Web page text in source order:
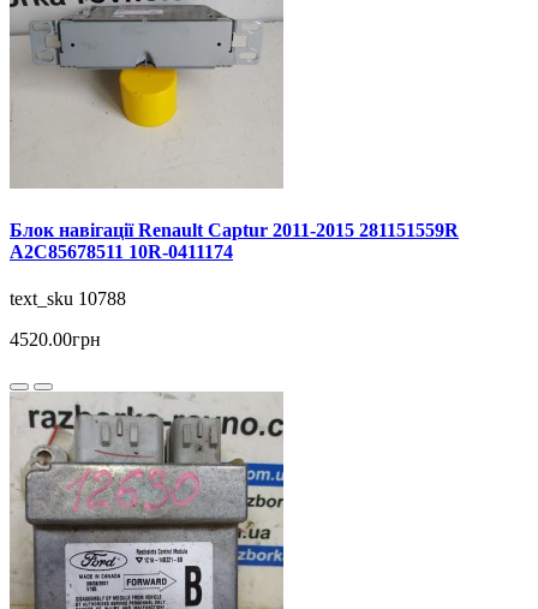
Блок навігації Renault Captur 2011-2015 281151559R
A2C85678511 10R-0411174
text_sku 10788
4520.00грн